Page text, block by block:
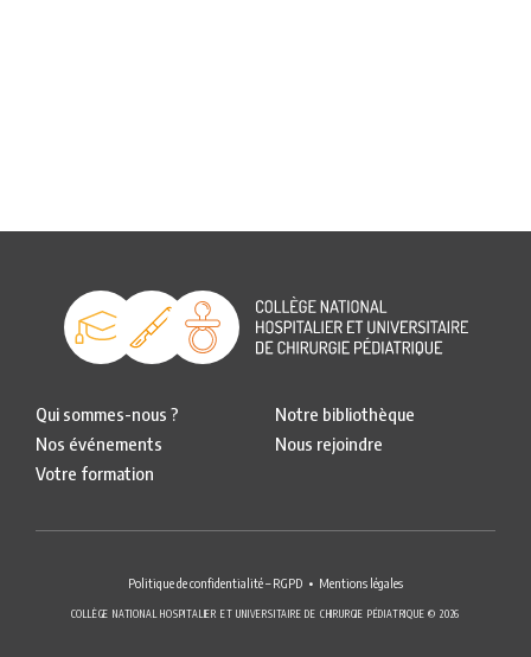
Qui sommes-nous ?
Nos événements
Votre formation
Notre bibliothèque
Nous rejoindre
Politique de confidentialité – RGPD Mentions légales
COLLÈGE NATIONAL HOSPITALIER ET UNIVERSITAIRE DE CHIRURGIE PÉDIATRIQUE © 2026